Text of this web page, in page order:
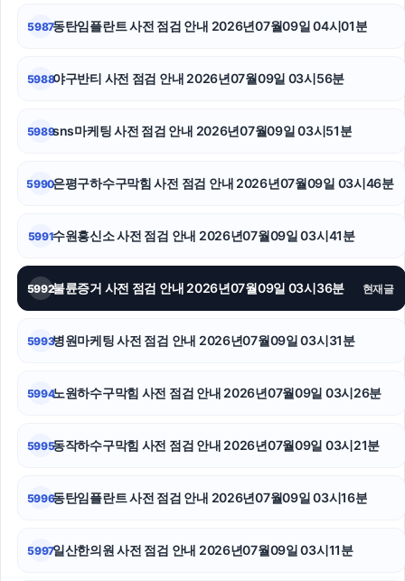
청주이혼전문변호사
용인변호사
강아지파양
항암요양병원
노원구하수구막힘
재산분할
중랑하수구막힘
강남이혼전문변호사
5987동탄임플란트 사전 점검 안내 2026년07월09일 04시01분
5988야구반티 사전 점검 안내 2026년07월09일 03시56분
5989sns마케팅 사전 점검 안내 2026년07월09일 03시51분
5990은평구하수구막힘 사전 점검 안내 2026년07월09일 03시46분
5991수원흥신소 사전 점검 안내 2026년07월09일 03시41분
5992불륜증거 사전 점검 안내 2026년07월09일 03시36분 현재글
5993병원마케팅 사전 점검 안내 2026년07월09일 03시31분
5994노원하수구막힘 사전 점검 안내 2026년07월09일 03시26분
5995동작하수구막힘 사전 점검 안내 2026년07월09일 03시21분
5996동탄임플란트 사전 점검 안내 2026년07월09일 03시16분
5997일산한의원 사전 점검 안내 2026년07월09일 03시11분